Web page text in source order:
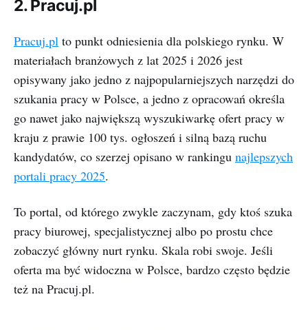
2. Pracuj.pl
Pracuj.pl to punkt odniesienia dla polskiego rynku. W
materiałach branżowych z lat 2025 i 2026 jest
opisywany jako jedno z najpopularniejszych narzędzi do
szukania pracy w Polsce, a jedno z opracowań określa
go nawet jako największą wyszukiwarkę ofert pracy w
kraju z prawie 100 tys. ogłoszeń i silną bazą ruchu
kandydatów, co szerzej opisano w rankingu najlepszych
portali pracy 2025.
To portal, od którego zwykle zaczynam, gdy ktoś szuka
pracy biurowej, specjalistycznej albo po prostu chce
zobaczyć główny nurt rynku. Skala robi swoje. Jeśli
oferta ma być widoczna w Polsce, bardzo często będzie
też na Pracuj.pl.